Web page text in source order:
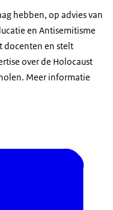
hebben, op advies van
en Antisemitisme
docenten en stelt
over de Holocaust
Meer informatie